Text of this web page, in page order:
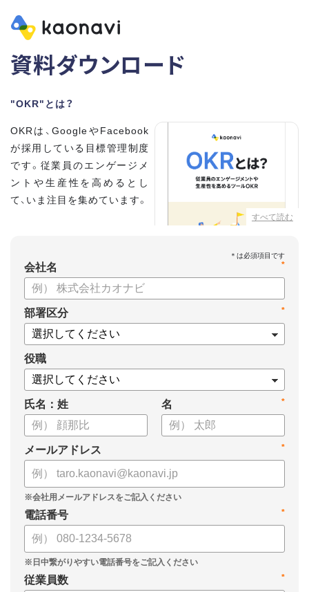
資料ダウンロード
"OKR"とは？
すべて読む
OKRは、GoogleやFacebook
が採用している目標管理制度
です。従業員のエンゲージメ
ントや生産性を高めるとし
て、いま注目を集めています。
・OKRと従来の目標管理制度
との違い
・OKRを導入、運用するにはどうすればいいのか
・OKRの運用を助けるツール
についてまとめましたので、ぜひお役立てください。
*
会社名
*
部署区分
役職
氏名：姓 *
名
*
メールアドレス
*
電話番号
*
従業員数